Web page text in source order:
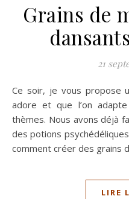
Grains de
21
Ce soir, je vous propose une petite expérience que l’on
adore et que l’on
thèmes. Nous avons déjà
des potions
comment créer des grains
LIRE